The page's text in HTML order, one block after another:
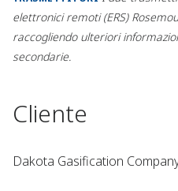
elettronici remoti (ERS)
raccogliendo ulteriori
secondarie.
Cliente
Dakota Gasification